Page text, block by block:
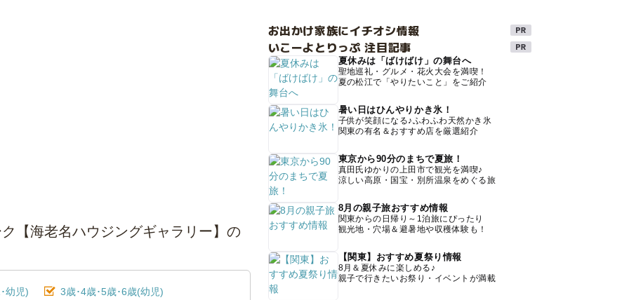
【海老名ハウジングギャラリー】の
幼児)
3歳･4歳･5歳･6歳(幼児)
お出かけ家族にイチオシ情報
いこーよとりっぷ 注目記事
夏休みは「ばけばけ」の舞台へ
聖地巡礼・グルメ・花火大会を満喫！
夏の松江で「やりたいこと」をご紹介
暑い日はひんやりかき氷！
子供が笑顔になる♪ふわふわ天然かき氷
関東の有名＆おすすめ店を厳選紹介
東京から90分のまちで夏旅！
真田氏ゆかりの上田市で観光を満喫♪
涼しい高原・国宝・別所温泉をめぐる旅
8月の親子旅おすすめ情報
関東からの日帰り～1泊旅にぴったり
観光地・穴場＆避暑地や収穫体験も！
【関東】おすすめ夏祭り情報
8月＆夏休みに楽しめる♪
親子で行きたいお祭り・イベントが満載